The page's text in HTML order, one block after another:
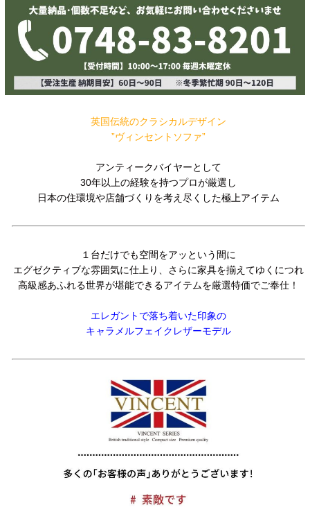
英国伝統のクラシカルデザイン
”ヴィンセントソファ”
アンティークバイヤーとして
30年以上の経験を持つプロが厳選し
日本の住環境や店舗づくりを考え尽くした極上アイテム
１台だけでも空間をアッという間に
エグゼクティブな雰囲気に仕上り、さらに家具を揃えてゆくにつれ
高級感あふれる世界が堪能できるアイテムを厳選特価でご奉仕！
エレガントで落ち着いた印象の
キャラメルフェイクレザーモデル